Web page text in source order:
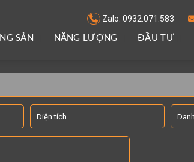
Zalo: 0932.071.583
SẢN NĂNG LƯỢNG ĐẦU TƯ